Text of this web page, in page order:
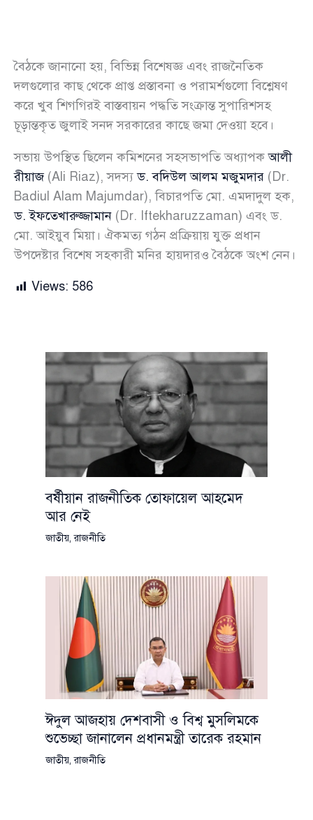
বৈঠকে জানানো হয়, বিভিন্ন বিশেষজ্ঞ এবং রাজনৈতিক
দলগুলোর কাছ থেকে প্রাপ্ত প্রস্তাবনা ও পরামর্শগুলো বিশ্লেষণ
করে খুব শিগগিরই বাস্তবায়ন পদ্ধতি সংক্রান্ত সুপারিশসহ
চূড়ান্তকৃত জুলাই সনদ সরকারের কাছে জমা দেওয়া হবে।
সভায় উপস্থিত ছিলেন কমিশনের সহসভাপতি অধ্যাপকআলী
রীয়াজ(Ali Riaz), সদস্যড. বদিউল আলম মজুমদার (Dr.
Badiul Alam Majumdar), বিচারপতি মো. এমদাদুল হক,
ড. ইফতেখারুজ্জামান (Dr. Iftekharuzzaman) এবং ড.
মো. আইয়ুব মিয়া। ঐকমত্য গঠন প্রক্রিয়ায় যুক্ত প্রধান
উপদেষ্টার বিশেষ সহকারী মনির হায়দারও বৈঠকে অংশ নেন।
Views: 586
বর্ষীয়ান রাজনীতিক তোফায়েল আহমেদ
আর নেই
জাতীয়,রাজনীতি
ঈদুল আজহায় দেশবাসী ও বিশ্ব মুসলিমকে
শুভেচ্ছা জানালেন প্রধানমন্ত্রী তারেক রহমান
জাতীয়,রাজনীতি